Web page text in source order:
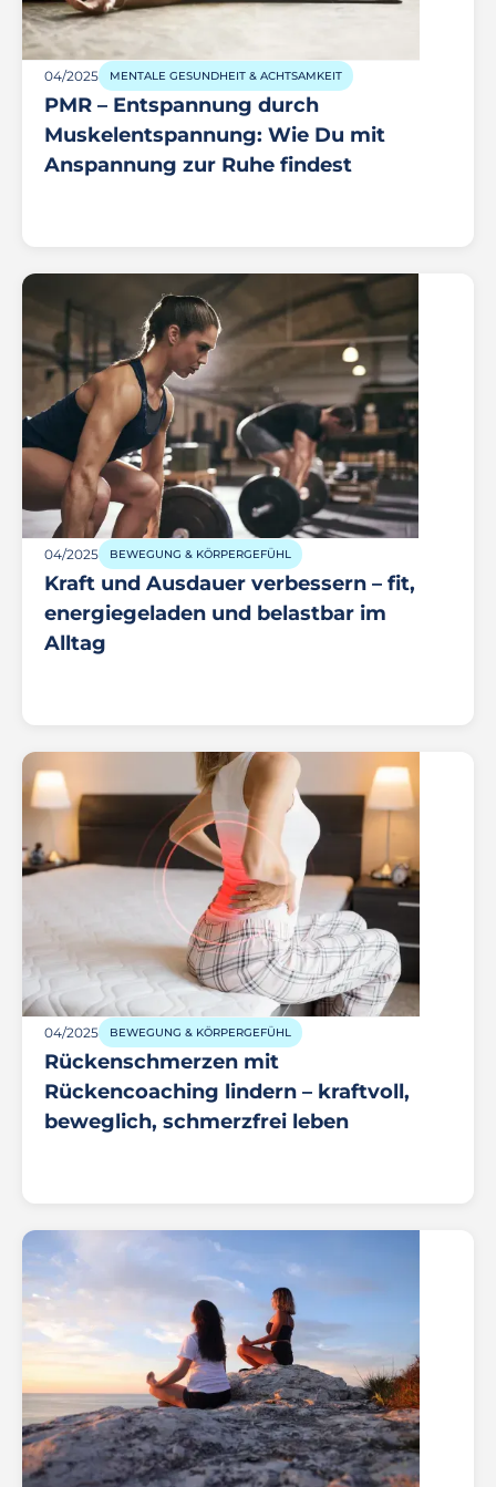
04/2025 MENTALE GESUNDHEIT & ACHTSAMKEIT
PMR – Entspannung durch
Muskelentspannung: Wie Du mit
Anspannung zur Ruhe findest
04/2025 BEWEGUNG & KÖRPERGEFÜHL
Kraft und Ausdauer verbessern – fit,
energiegeladen und belastbar im
Alltag
04/2025 BEWEGUNG & KÖRPERGEFÜHL
Rückenschmerzen mit
Rückencoaching lindern – kraftvoll,
beweglich, schmerzfrei leben